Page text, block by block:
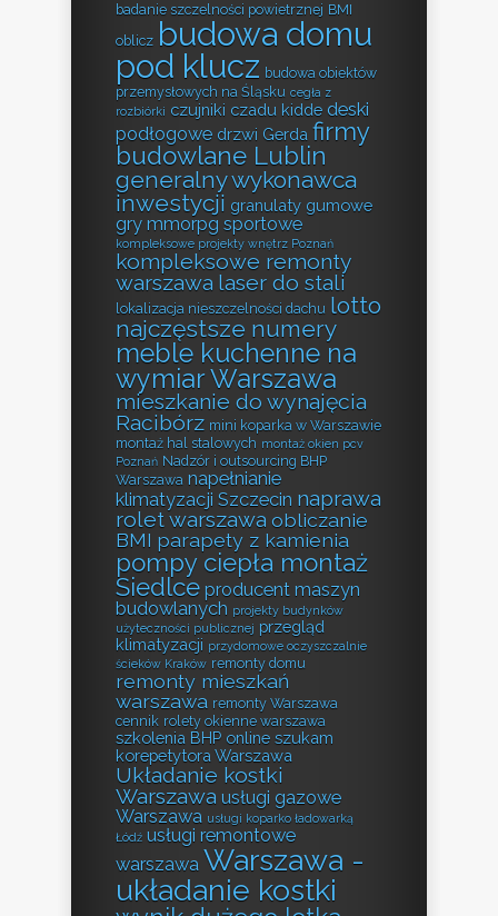
badanie szczelności powietrznej BMI
oblicz budowa domu
pod klucz budowa obiektów
przemysłowych na Śląsku cegła z
rozbiórki czujniki czadu kidde deski
podłogowe drzwi Gerda firmy
budowlane Lublin
generalny wykonawca
inwestycji granulaty gumowe
gry mmorpg sportowe
kompleksowe projekty wnętrz Poznań
kompleksowe remonty
warszawa laser do stali
lokalizacja nieszczelności dachu lotto
najczęstsze numery
meble kuchenne na
wymiar Warszawa
mieszkanie do wynajęcia
Racibórz mini koparka w Warszawie
montaż hal stalowych montaż okien pcv
Poznań Nadzór i outsourcing BHP
Warszawa napełnianie
klimatyzacji Szczecin naprawa
rolet warszawa obliczanie
BMI parapety z kamienia
pompy ciepła montaż
Siedlce producent maszyn
budowlanych projekty budynków
użyteczności publicznej przegląd
klimatyzacji przydomowe oczyszczalnie
ścieków Kraków remonty domu
remonty mieszkań
warszawa remonty Warszawa
cennik rolety okienne warszawa
szkolenia BHP online szukam
korepetytora Warszawa
Układanie kostki
Warszawa usługi gazowe
Warszawa usługi koparko ładowarką
Łódź usługi remontowe
warszawa Warszawa -
układanie kostki